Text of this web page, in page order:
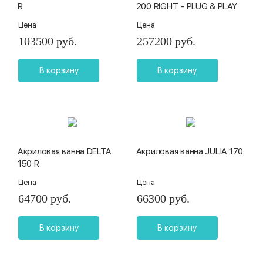
R
Цена
103500 руб.
В корзину
200 RIGHT - PLUG & PLAY
Цена
257200 руб.
В корзину
Акриловая ванна DELTA
150 R
Цена
64700 руб.
В корзину
Акриловая ванна JULIA 170
Цена
66300 руб.
В корзину